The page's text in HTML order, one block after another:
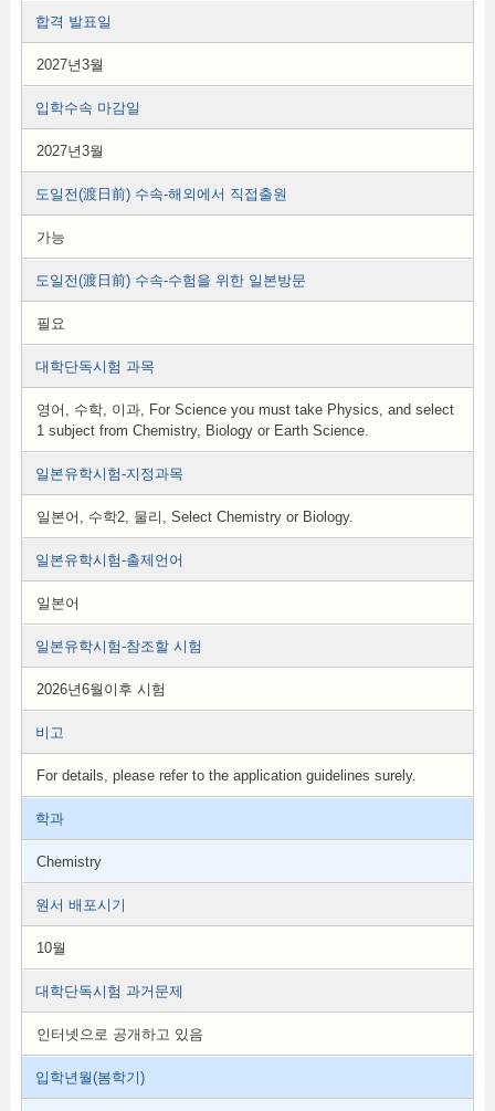
합격 발표일
2027년3월
입학수속 마감일
2027년3월
도일전(渡日前) 수속-해외에서 직접출원
가능
도일전(渡日前) 수속-수험을 위한 일본방문
필요
대학단독시험 과목
영어, 수학, 이과, For Science you must take Physics, and select
1 subject from Chemistry, Biology or Earth Science.
일본유학시험-지정과목
일본어, 수학2, 물리, Select Chemistry or Biology.
일본유학시험-출제언어
일본어
일본유학시험-참조할 시험
2026년6월이후 시험
비고
For details, please refer to the application guidelines surely.
학과
Chemistry
원서 배포시기
10월
대학단독시험 과거문제
인터넷으로 공개하고 있음
입학년월(봄학기)